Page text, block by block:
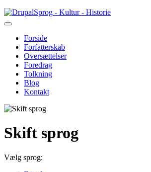
Gå
til
Sprog - Kultur - Historie
Primær
navigation
Forside
Forfatterskab
Oversættelser
Foredrag
Tolkning
Blog
Kontakt
Skift sprog
Vælg sprog: